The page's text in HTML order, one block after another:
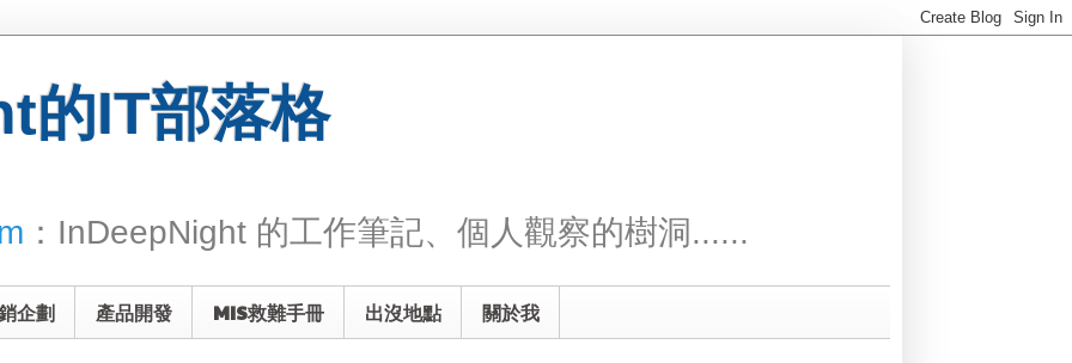
的IT部落格
：InDeepNight 的工作筆記、個人觀察的樹洞......
企劃 產品開發 MIS救難手冊 出沒地點 關於我